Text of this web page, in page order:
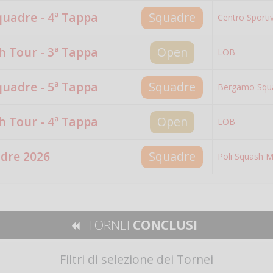
- 4ª Tappa Squadre Centro
Tour - 3ª Tappa Open LOB
- 5ª Tappa Squadre Bergamo
Tour - 4ª Tappa Open LOB
2026 Squadre Poli Squash
TORNEI CONCLUSI
Filtri di selezione dei Tornei